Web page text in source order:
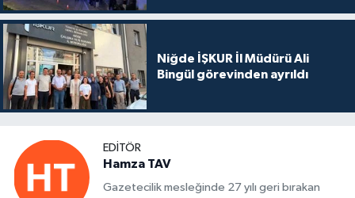
Niğde İŞKUR İl Müdürü Ali
Bingül görevinden ayrıldı
EDITÖR
Hamza TAV
Gazetecilik mesleğinde 27 yılı geri bırakan